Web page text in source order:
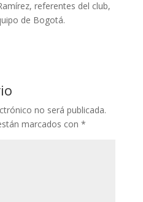
referentes del club,
de Bogotá.
no será publicada.
marcados con *